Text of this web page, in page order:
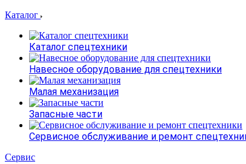
Каталог
Каталог спецтехники
Навесное оборудование для спецтехники
Малая механизация
Запасные части
Сервисное обслуживание и ремонт
Сервис